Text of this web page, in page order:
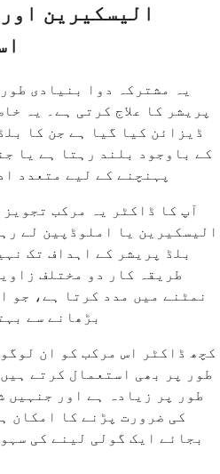
الیسکیرین
یہ مشترکہ دوا بنیادی
پریشر کا علاج کرتی ہے۔ یہ
ڈیزائن کیا گیا ہے جن کا
کے باوجود بلند رہتا ہے یا
پہنچنے کے لیے متعدد
آپ کا ڈاکٹر یہ مرکب
الیسکیرین یا املوڈپین لے
بلڈ پریشر کے اہداف تک
طریقہ کار دو مختلف
نمٹنے میں مدد کرتا ہے، جو
بڑھانے سے
کچھ ڈاکٹر اس مرکب کو ان
طور پر بھی استعمال کرتے
طور پر زیادہ ہے اور جنہیں
کی ضرورت پڑنے کا امکان
بجائے ایک گولی لینے کی